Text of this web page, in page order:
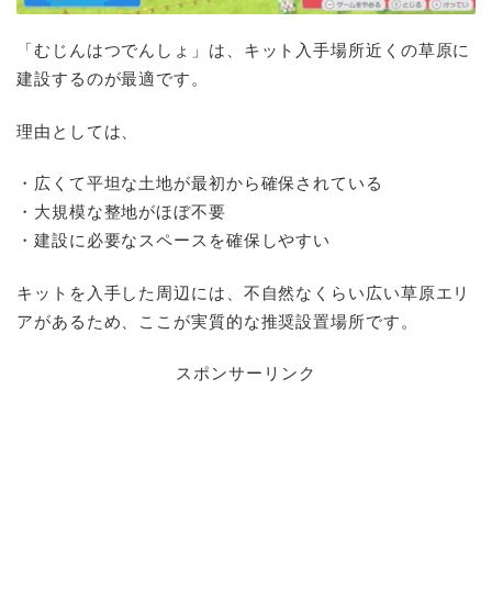
「むじんはつでんしょ」は、キット入手場所近くの草原に
建設するのが最適です。
理由としては、
・広くて平坦な土地が最初から確保されている
・大規模な整地がほぼ不要
・建設に必要なスペースを確保しやすい
キットを入手した周辺には、不自然なくらい広い草原エリ
アがあるため、ここが実質的な推奨設置場所です。
スポンサーリンク